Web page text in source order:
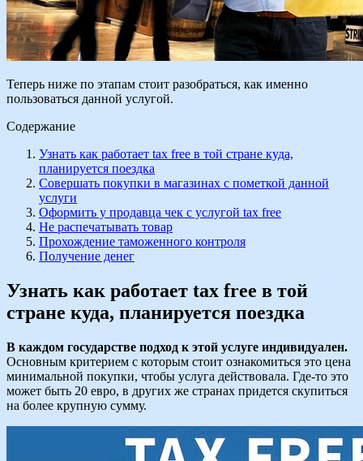
Теперь ниже по этапам стоит разобраться, как именно
пользоваться данной услугой.
Содержание
Узнать как работает tax free в той стране куда,
планируется поездка
Совершать покупки в магазинах с пометкой данной
услуги
Оформить у продавца чек с услугой tax free
Не распечатывать товар
Прохождение таможенного контроля
Получение денег
Узнать как работает tax free в той
стране куда, планируется поездка
В каждом государстве подход к этой услуге индивидуален.
Основным критерием с которым стоит ознакомиться это цена
минимальной покупки, чтобы услуга действовала. Где-то это
может быть 20 евро, в других же странах придется скупиться
на более крупную сумму.